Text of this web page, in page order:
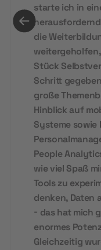
starte ich in
die
Stück
Schritt
große
Hinblick auf
Systeme sowie
People
wie viel Spaß
Tools zu
denken, Daten
- das hat mich
enormes
Gleichzeitig